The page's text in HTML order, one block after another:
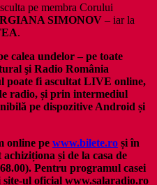
pe membra Corului
SIMONOV – iar la
.
calea undelor – pe toate
şi Radio România
poate fi ascultat LIVE online,
radio, și prin intermediul
pe dispozitive Android și
online pe www.bilete.ro și în
achiziționa și de la casa de
Pentru programul casei
site-ul oficial www.salaradio.ro